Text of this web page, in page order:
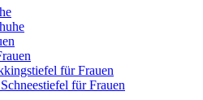
für Frauen
für Frauen